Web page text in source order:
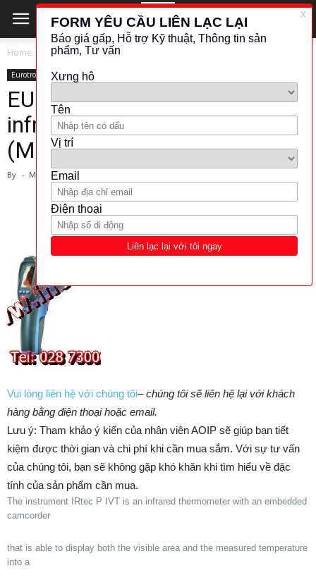
Home Eurotron
Eurotron KHÁC (ĐO LƯỜNG - KIỂM TRA)
EUROTRON- Professional
infrared thermometer
(Model:IRtec P IVT)
By - March 1, 2024
Vui lòng liên hệ với chúng tôi–chúng tôi sẽ liên hệ lại với khách
hàng bằng điện thoại hoặc email.
Lưu ý: Tham khảo ý kiến của nhân viên AOIP sẽ giúp bạn tiết
kiệm được thời gian và chi phí khi cần mua sắm. ​​Với sự tư vấn
của chúng tôi, bạn sẽ không gặp khó khăn khi tìm hiểu về đặc
tính của sản phẩm cần mua.
The instrument IRtec P IVT is an infrared thermometer with an embedded
camcorder
that is able to display both the visible area and the measured temperature
into a